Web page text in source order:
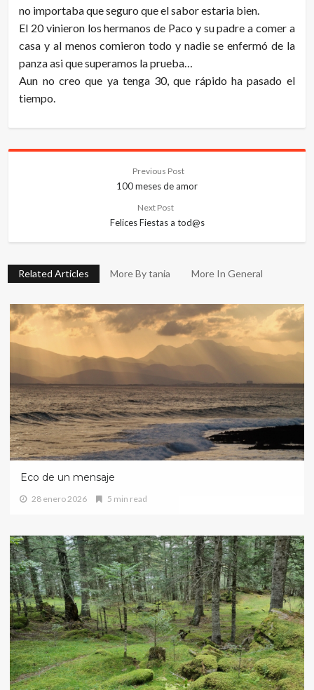
no importaba que seguro que el sabor estaria bien.
El 20 vinieron los hermanos de Paco y su padre a comer a
casa y al menos comieron todo y nadie se enfermó de la
panza asi que superamos la prueba…
Aun no creo que ya tenga 30, que rápido ha pasado el
tiempo.
Previous Post
100 meses de amor
Next Post
Felices Fiestas a tod@s
Related Articles More By tania More In General
Eco de un mensaje
28 enero 2026 5 min read